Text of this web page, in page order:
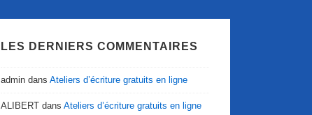
LES DERNIERS COMMENTAIRES
admin dansAteliers d’écriture gratuits en ligne
ALIBERT dansAteliers d’écriture gratuits en ligne